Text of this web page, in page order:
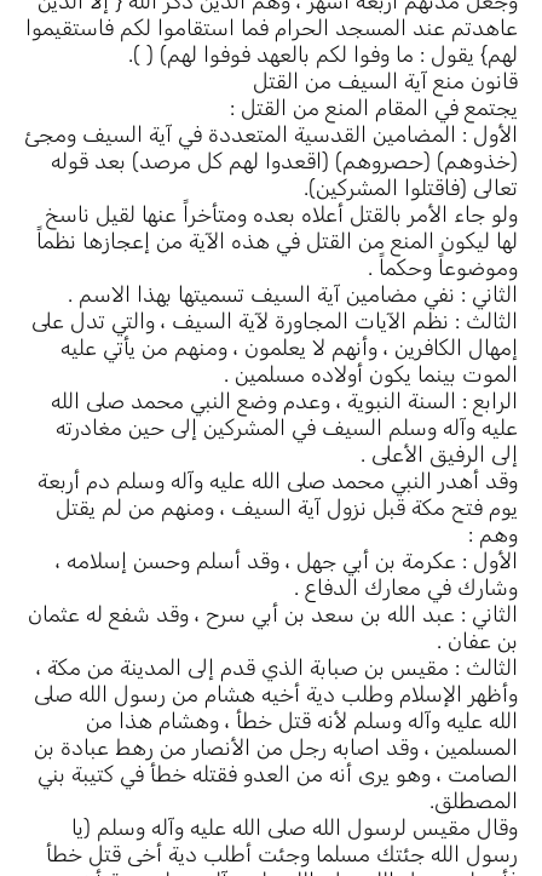
عاهدتم عند المسجد الحرام فما استقاموا لكم فاستقيموا
لهم} يقول : ما وفوا لكم بالعهد فوفوا لهم) ( ).
قانون منع آية السيف من القتل
يجتمع في المقام المنع من القتل :
الأول : المضامين القدسية المتعددة في آية السيف ومجئ
(خذوهم) (حصروهم) (اقعدوا لهم كل مرصد) بعد قوله
تعالى (فاقتلوا المشركين).
ولو جاء الأمر بالقتل أعلاه بعده ومتأخراً عنها لقيل ناسخ
لها ليكون المنع من القتل في هذه الآية من إعجازها نظماً
وموضوعاً وحكماً .
الثاني : نفي مضامين آية السيف تسميتها بهذا الاسم .
الثالث : نظم الآيات المجاورة لآية السيف ، والتي تدل على
إمهال الكافرين ، وأنهم لا يعلمون ، ومنهم من يأتي عليه
الموت بينما يكون أولاده مسلمين .
الرابع : السنة النبوية ، وعدم وضع النبي محمد صلى الله
عليه وآله وسلم السيف في المشركين إلى حين مغادرته
إلى الرفيق الأعلى .
وقد أهدر النبي محمد صلى الله عليه وآله وسلم دم أربعة
يوم فتح مكة قبل نزول آية السيف ، ومنهم من لم يقتل
وهم :
الأول : عكرمة بن أبي جهل ، وقد أسلم وحسن إسلامه ،
وشارك في معارك الدفاع .
الثاني : عبد الله بن سعد بن أبي سرح ، وقد شفع له عثمان
بن عفان .
الثالث : مقيس بن صبابة الذي قدم إلى المدينة من مكة ،
وأظهر الإسلام وطلب دية أخيه هشام من رسول الله صلى
الله عليه وآله وسلم لأنه قتل خطأ ، وهشام هذا من
المسلمين ، وقد اصابه رجل من الأنصار من رهط عبادة بن
الصامت ، وهو يرى أنه من العدو فقتله خطأ في كتيبة بني
المصطلق.
وقال مقيس لرسول الله صلى الله عليه وآله وسلم (يا
رسول الله جئتك مسلما وجئت أطلب دية أخى قتل خطأ